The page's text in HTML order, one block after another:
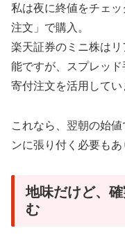
私は夜に終値をチェ
注文」で購入。
楽天証券のミニ株は
能ですが、スプレッ
寄付注文を活用してい
これなら、翌朝の始
ンに張り付く必要もあ
地味だけど、
む